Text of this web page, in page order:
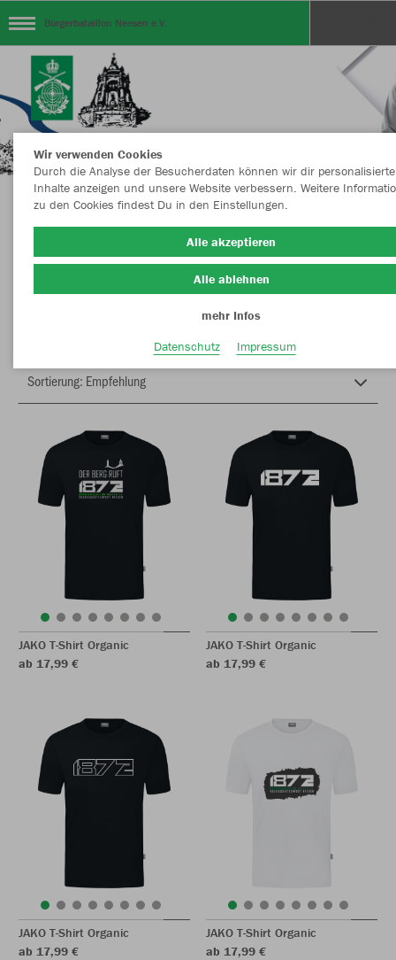
Bürgerbataillon Neesen e.V.
Bürgerbataillon NEESEN e.V.
Farbe
JAKO T-Shirt Organic
ab 17,99 €
JAKO T-Shirt Organic
ab 17,99 €
JAKO T-Shirt Organic
ab 17,99 €
JAKO T-Shirt Organic
ab 17,99 €
Wir verwenden Cookies
Durch die Analyse der Besucherdaten können wir dir personalisierte
Inhalte anzeigen und unsere Website verbessern. Weitere
zu den Cookies findest Du in den Einstellungen.
Alle akzeptieren
Alle ablehnen
mehr Infos
Datenschutz
Impressum